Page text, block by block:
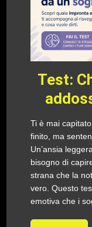
Test:
Ti è mai
finito, ma
Un’ansia
bisogno di
strana che la
vero. Questo
emotiva che i